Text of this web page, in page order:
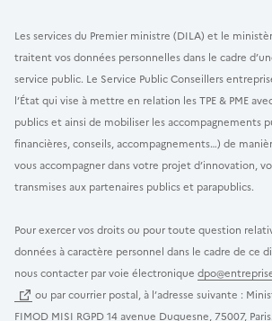
Les services du Premier ministre (DILA) et le
traitent vos données personnelles dans le cadre
service public. Le Service Public Conseillers
l’État qui vise à mettre en relation les TPE & PME
publics et ainsi de mobiliser les accompagnements
financières, conseils, accompagnements…) de
vous accompagner dans votre projet d’innovation,
transmises aux partenaires publics et parapublics.
Pour exercer vos droits ou pour toute question
données à caractère personnel dans le cadre de ce
nous contacter par voie électronique
ou par courrier postal, à l’adresse suivante :
FIMOD MISI RGPD 14 avenue Duquesne, 75007,